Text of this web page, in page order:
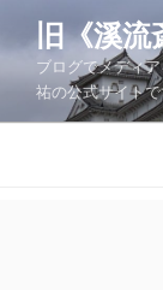
ツ
旧《溪
ブログでメディ
祐の公式サイ